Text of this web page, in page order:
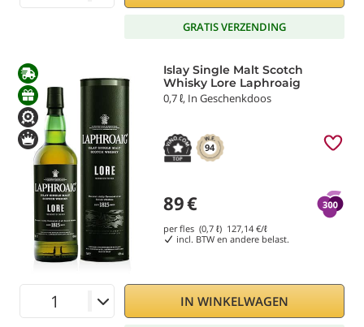
GRATIS VERZENDING
Islay Single Malt Scotch
Whisky Lore Laphroaig
0,7 ℓ, In Geschenkdoos
94
89€
per fles (0,7 ℓ) 127,14€/ℓ
incl. BTW en andere belast.
IN WINKELWAGEN